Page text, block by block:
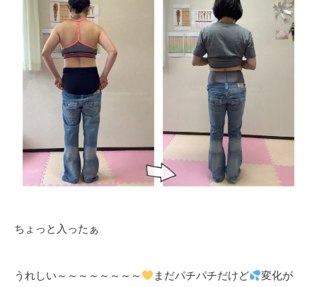
ちょっと入ったぁ
うれしい～～～～～～～～ まだパチパチだけど 変化が